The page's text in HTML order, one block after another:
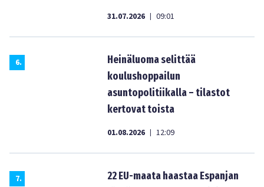
31.07.2026 | 09:01
6.
Heinäluoma selittää
koulushoppailun
asuntopolitiikalla – tilastot
kertovat toista
01.08.2026 | 12:09
7.
22 EU-maata haastaa Espanjan